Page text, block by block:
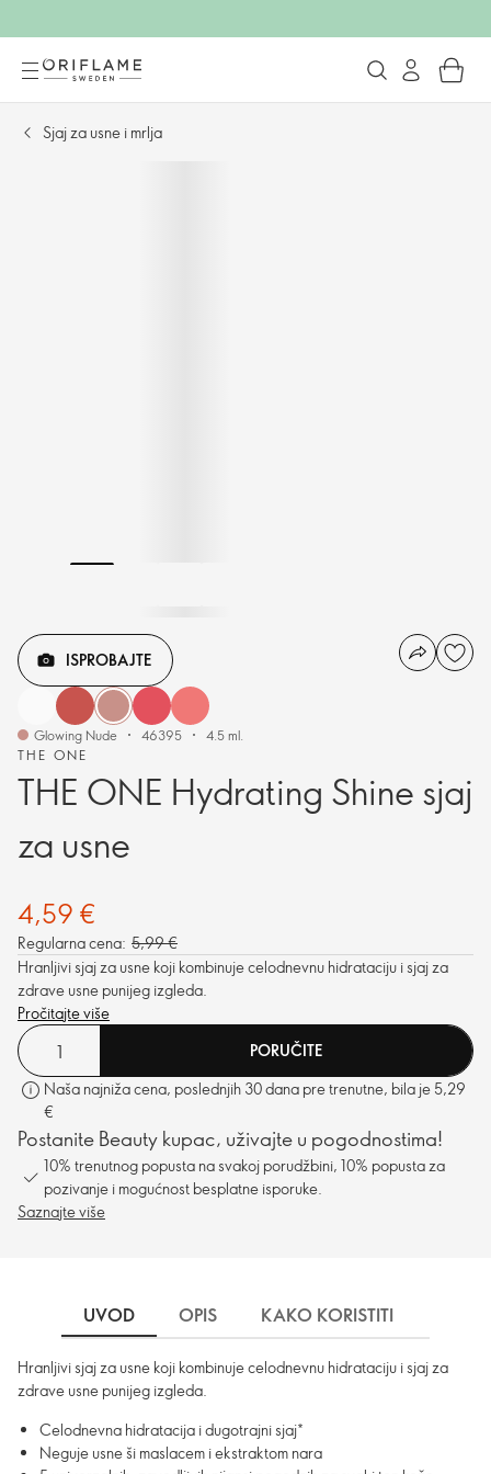
Sjaj za usne i mrlja
THE ONE
THE ONE Hydrating Shine sjaj
za usne
ISPROBAJTE
Glowing Nude 46395 4.5 ml.
4,59 €
Regularna cena: 5,99 €
Hranljivi sjaj za usne koji kombinuje celodnevnu hidrataciju i sjaj za
zdrave usne punijeg izgleda.
Pročitajte više
PORUČITE
Naša najniža cena, poslednjih 30 dana pre trenutne, bila je 5,29
€
Postanite Beauty kupac, uživajte u pogodnostima!
10% trenutnog popusta na svakoj porudžbini, 10% popusta za
pozivanje i mogućnost besplatne isporuke.
Saznajte više
UVOD OPIS KAKO KORISTITI
Hranljivi sjaj za usne koji kombinuje celodnevnu hidrataciju i sjaj za
zdrave usne punijeg izgleda.
Celodnevna hidratacija i dugotrajni sjaj*
Neguje usne ši maslacem i ekstraktom nara